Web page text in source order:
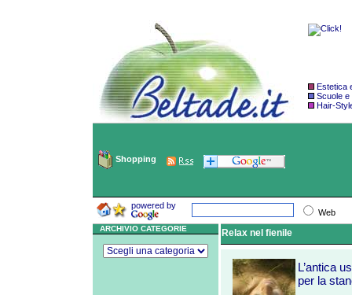
Estetica
Scuole e
Hair-
Shopping
powered by
Web
ARCHIVIO CATEGORIE Relax nel fienile
L’antica
per la